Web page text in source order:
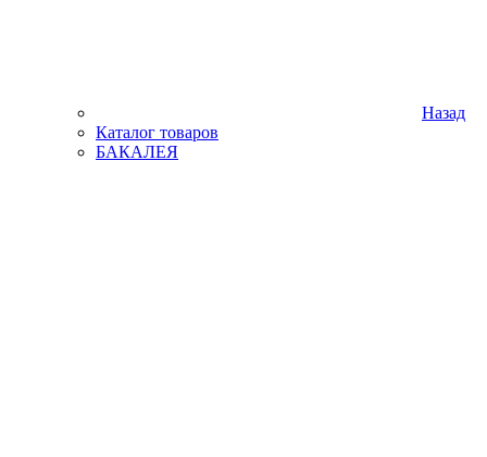
Назад
Каталог товаров
БАКАЛЕЯ